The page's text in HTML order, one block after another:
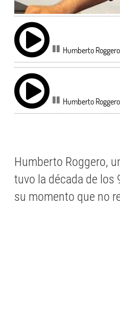
Humberto Roggero
Humberto Roggero
Humberto Roggero,
tuvo la década de los
su momento que no